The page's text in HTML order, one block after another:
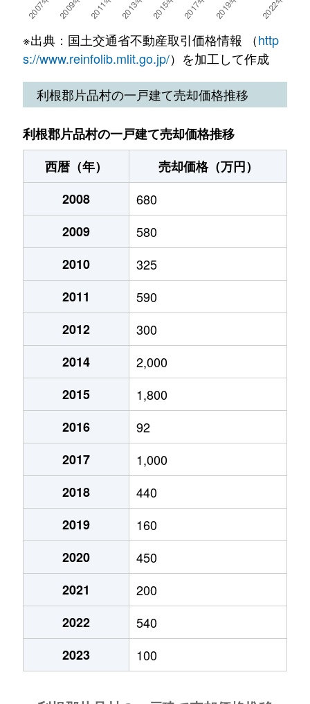
※出典：国土交通省不動産取引価格情報 （http
s://www.reinfolib.mlit.go.jp/）を加工して作成
利根郡片品村の一戸建て売却価格推移
利根郡片品村の一戸建て売却価格推移
西暦（年）
売却価格（万円）
2008
680
2009
580
2010
325
2011
590
2012
300
2014
2,000
2015
1,800
2016
92
2017
1,000
2018
440
2019
160
2020
450
2021
200
2022
540
2023
100